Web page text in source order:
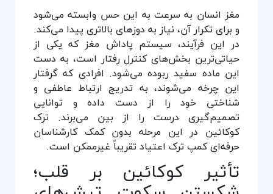
مغز انسان به سرعت به این حس وابسته می‌شود
و برای تکرار آن، نیاز به دوزهای بالاتری پیدا می‌کند.
در این فرآیند، سیستم پاداش مغز که یکی از
حیاتی‌ترین بخش‌های کنترل رفتار است، به دست
این ماده سفید ربوده می‌شود. افرادی که گرفتار
این چرخه می‌شوند، به تدریج ارتباط عاطفی و
شناختی خود را از دست داده و توانایی
تصمیم‌گیری درست را از بین می‌برند. ترک
کوکائین در این مرحله بدون کمک کارشناسان
حرفه‌ای کمپ ترک اعتیاد تقریباً غیرممکن است.
تأثیر کوکائین بر قلب؛